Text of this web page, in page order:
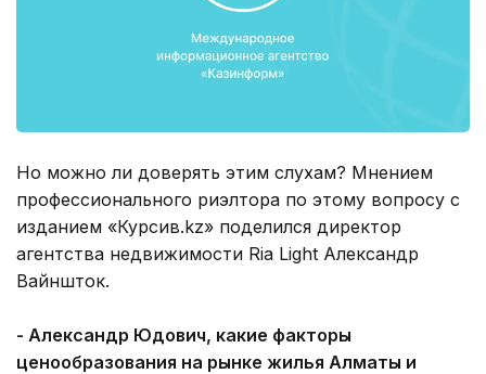
Но можно ли доверять этим слухам? Мнением
профессионального риэлтора по этому вопросу с
изданием «Курсив.kz» поделился директор
агентства недвижимости Ria Light Александр
Вайншток.
- Александр Юдович, какие факторы
ценообразования на рынке жилья Алматы и